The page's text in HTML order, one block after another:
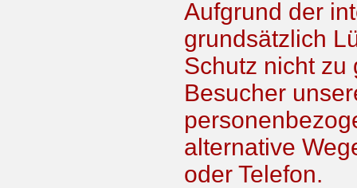
Aufgrund der
grundsätzlich
Schutz nicht zu
Besucher
alternative
oder Telefon.